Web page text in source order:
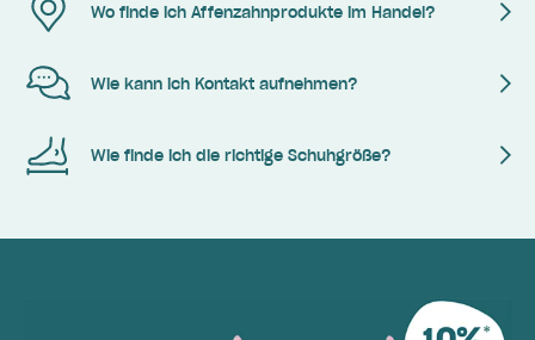
Wo finde ich Affenzahnprodukte im Handel?
Wie kann ich Kontakt aufnehmen?
Wie finde ich die richtige Schuhgröße?